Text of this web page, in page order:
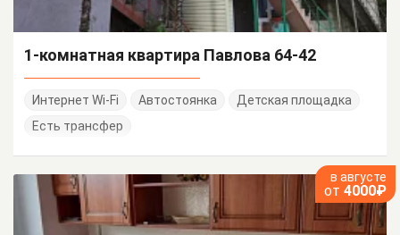
1-комнатная квартира Павлова 64-42
Интернет Wi-Fi Автостоянка
Детская площадка
Есть трансфер
в августе
от 4000₽